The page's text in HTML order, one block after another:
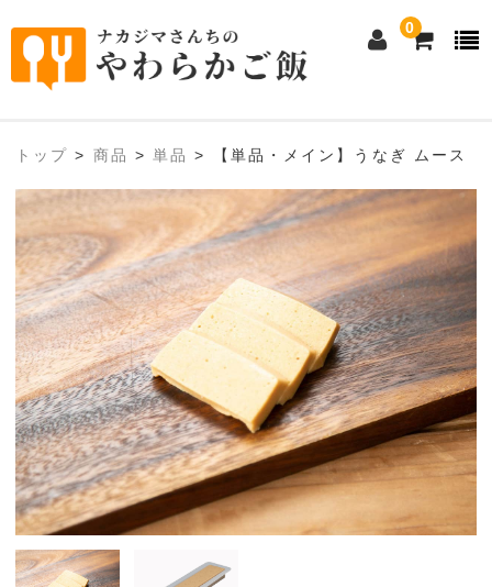
0
ホーム
eeご飯本舗について
①ムース食（ムースミール）について
②とろ～り粥の素について
商品購入
①ムース食全商品
1人前セット・おかゆ
単品メイン・小鉢料理
おかずセット
3食セット(3種類入り)
トップ > 商品 >単品 > 【単品・メイン】うなぎ ムース